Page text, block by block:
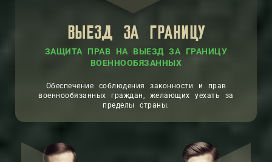
ВЫЕЗД ЗА ГРАНИЦУ
ЗАЩИТА ПРАВ НА ВЫЕЗД ЗА ГРАНИЦУ
ВОЕННООБЯЗАННЫХ
Обеспечение соблюдения законности и прав
военнообязанных граждан, желающих уехать за
пределы страны.